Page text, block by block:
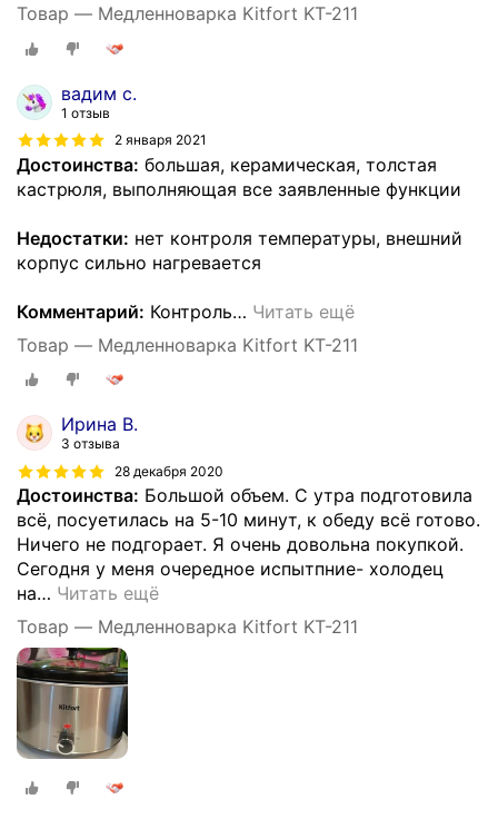
Товар — Медленноварка Kitfort KT-211
вадим с.
1 отзыв
2 января 2021
Достоинства: большая, керамическая, толстая
кастрюля, выполняющая все заявленные функции
Недостатки: нет контроля температуры, внешний
корпус сильно нагревается
Комментарий: Контроль… Читать ещё
Товар — Медленноварка Kitfort KT-211
Ирина В.
3 отзыва
28 декабря 2020
Достоинства: Большой объем. С утра подготовила
всё, посуетилась на 5-10 минут, к обеду всё готово.
Ничего не подгорает. Я очень довольна покупкой.
Сегодня у меня очередное испытпние- холодец
на… Читать ещё
Товар — Медленноварка Kitfort KT-211